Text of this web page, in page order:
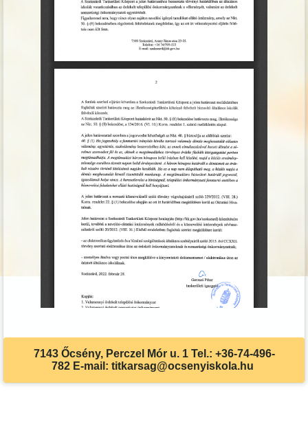
7143 Őcsény, Perczel Mór u. 1 Tel.: +36-74-496-
782 E-mail: titkarsag@ocsenyiskola.hu